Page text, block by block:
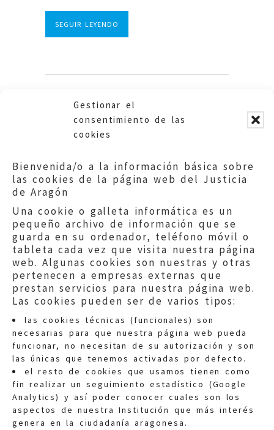
Gestionar el
consentimiento de las
cookies
Bienvenida/o a la información básica sobre
las cookies de la página web del Justicia
de Aragón
Una cookie o galleta informática es un
pequeño archivo de información que se
guarda en su ordenador, teléfono móvil o
tableta cada vez que visita nuestra página
web. Algunas cookies son nuestras y otras
pertenecen a empresas externas que
prestan servicios para nuestra página web.
Las cookies pueden ser de varios tipos:
las cookies técnicas (funcionales) son
necesarias para que nuestra página web pueda
funcionar, no necesitan de su autorización y son
las únicas que tenemos activadas por defecto.
el resto de cookies que usamos tienen como
fin realizar un seguimiento estadístico (Google
Analytics) y así poder conocer cuales son los
aspectos de nuestra Institución que más interés
genera en la ciudadanía aragonesa.
SEGUIR LEYENDO
1 2 3 4
12
13 14
Quejas:quejas@eljusticiadearagon.es
Información general:
informacion@eljusticiadearagon.es
Teléfonos:900 210 210/